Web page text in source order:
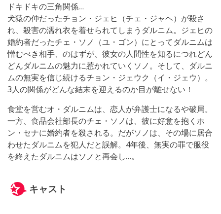
ドキドキの三角関係…
犬猿の仲だったチョン・ジェヒ（チェ・ジャヘ）が殺さ
れ、殺害の濡れ衣を着せられてしまうダルニム。ジェヒの
婚約者だったチェ・ソノ（ユ・ゴン）にとってダルニムは
憎むべき相手、のはずが、彼女の人間性を知るにつれどん
どんダルニムの魅力に惹かれていくソノ。そして、ダルニ
ムの無実を信じ続けるチョン・ジェウク（イ・ジェウ）。
3人の関係がどんな結末を迎えるのか目が離せない！
食堂を営むオ・ダルニムは、恋人が弁護士になるや破局。
一方、食品会社部長のチェ・ソノは、彼に好意を抱くホ
ン・セナに婚約者を殺される。だがソノは、その場に居合
わせたダルニムを犯人だと誤解。4年後、無実の罪で服役
を終えたダルニムはソノと再会し…。
キャスト